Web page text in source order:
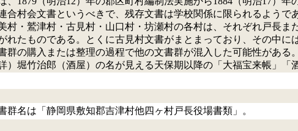
合村会文書というべきで、残存文書は学校関係に限られるよう
村・鷲津村・古見村・山口村・坊瀬村の各村は、それぞれ戸長
れたものである。とくに古見村文書がまとまっており、その中
群の購入または整理の過程で他の文書群が混入した可能性があ
）堀竹治郎（酒屋）の名が見える天保期以降の「大福宝来帳」「
群名は「静岡県敷知郡吉津村他四ヶ村戸長役場書類」。